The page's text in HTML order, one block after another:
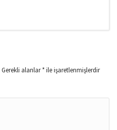
Gerekli alanlar*ile işaretlenmişlerdir